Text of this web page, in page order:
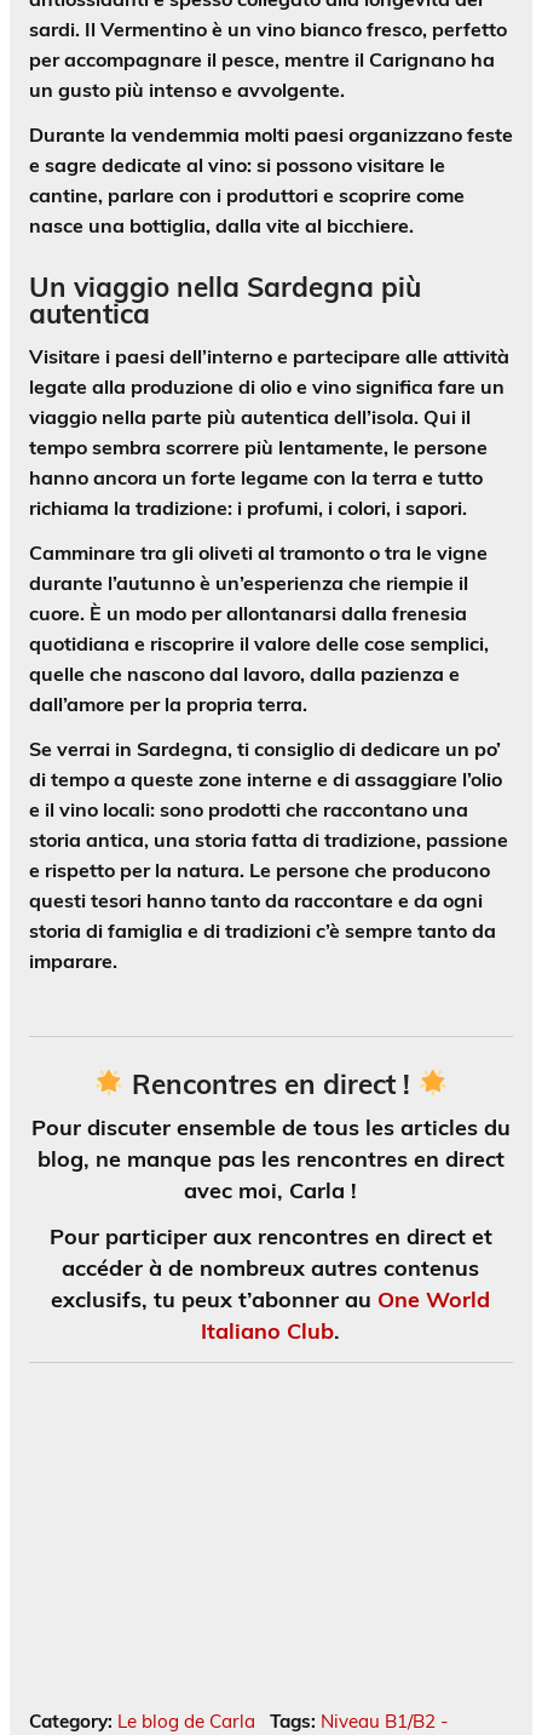
sardi. Il Vermentino è un vino bianco fresco, perfetto
per accompagnare il pesce, mentre il Carignano ha
un gusto più intenso e avvolgente.
Durante la vendemmia molti paesi organizzano feste
e sagre dedicate al vino: si possono visitare le
cantine, parlare con i produttori e scoprire come
nasce una bottiglia, dalla vite al bicchiere.
Un viaggio nella Sardegna più
autentica
Visitare i paesi dell’interno e partecipare alle attività
legate alla produzione di olio e vino significa fare un
viaggio nella parte più autentica dell’isola. Qui il
tempo sembra scorrere più lentamente, le persone
hanno ancora un forte legame con la terra e tutto
richiama la tradizione: i profumi, i colori, i sapori.
Camminare tra gli oliveti al tramonto o tra le vigne
durante l’autunno è un’esperienza che riempie il
cuore. È un modo per allontanarsi dalla frenesia
quotidiana e riscoprire il valore delle cose semplici,
quelle che nascono dal lavoro, dalla pazienza e
dall’amore per la propria terra.
Se verrai in Sardegna, ti consiglio di dedicare un po’
di tempo a queste zone interne e di assaggiare l’olio
e il vino locali: sono prodotti che raccontano una
storia antica, una storia fatta di tradizione, passione
e rispetto per la natura. Le persone che producono
questi tesori hanno tanto da raccontare e da ogni
storia di famiglia e di tradizioni c’è sempre tanto da
imparare.
Rencontres en direct !
Pour discuter ensemble de tous les articles du
blog, ne manque pas les rencontres en direct
avec moi, Carla !
Pour participer aux rencontres en direct et
accéder à de nombreux autres contenus
exclusifs, tu peux t’abonner au One World
Italiano Club.
Category: Le blog de Carla Tags: Niveau B1/B2 -